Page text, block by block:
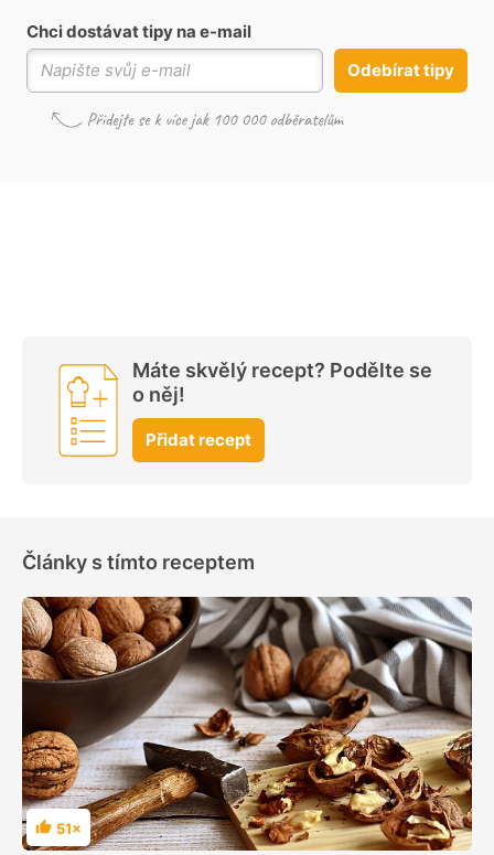
Chci dostávat tipy na e-mail
Odebírat tipy
Máte skvělý recept? Podělte se
o něj!
Přidat recept
Články s tímto receptem
Hodnocení
51×